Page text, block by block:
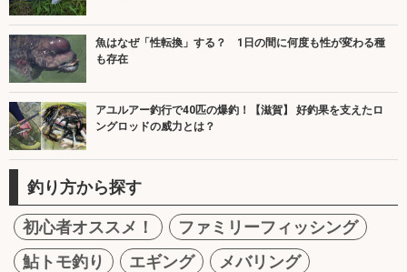
魚はなぜ「性転換」する？ 1日の間に何度も性が変わる種
も存在
アユルアー釣行で40匹の爆釣！【滋賀】 好釣果を支えたロ
ングロッドの威力とは？
釣り方から探す
初心者オススメ！
ファミリーフィッシング
鮎トモ釣り
エギング
メバリング